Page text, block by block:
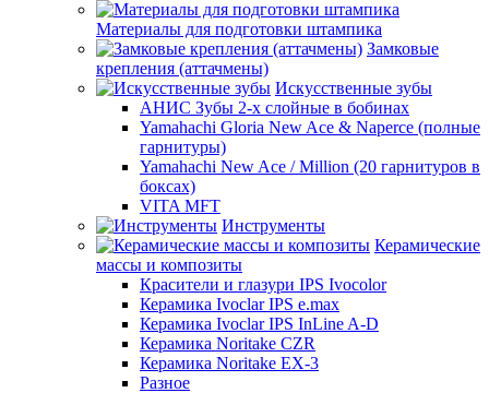
Материалы для подготовки штампика
Замковые
крепления (аттачмены)
Искусственные зубы
АНИС Зубы 2-х слойные в бобинах
Yamahachi Gloria New Ace & Naperce (полные
гарнитуры)
Yamahachi New Ace / Million (20 гарнитуров в
боксах)
VITA MFT
Инструменты
Керамические
массы и композиты
Красители и глазури IPS Ivocolor
Керамика Ivoclar IPS e.max
Керамика Ivoclar IPS InLine A-D
Керамика Noritake CZR
Керамика Noritake EX-3
Разное